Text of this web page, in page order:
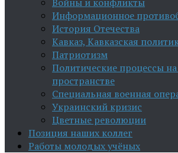
Информационное
История Отечества
Кавказ, Кавказская
Патриотизм
Политические процессы
пространстве
Специальная военная
Украинский кризис
Цветные революции
Позиция наших коллег
Работы молодых учёных